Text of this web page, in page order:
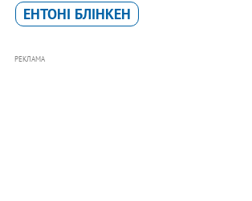
ЕНТОНІ БЛІНКЕН
РЕКЛАМА